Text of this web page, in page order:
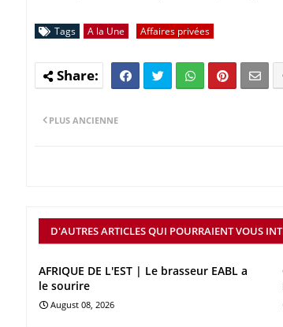
Tags A la Une Affaires privées
PLUS ANCIENNE
D'AUTRES ARTICLES QUI POURRAIENT VOUS
AFRIQUE DE L'EST | Le brasseur EABL a
le sourire
August 08, 2026